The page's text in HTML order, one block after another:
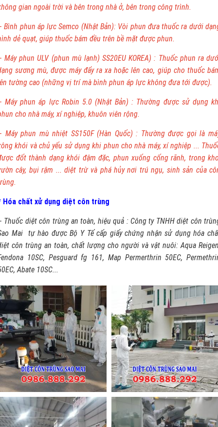
gian ngoài trời và bên trong nhà ở, bên trong công trình.
Bình phun áp lực Semco (Nhật Bản): Vòi phun đưa thuốc ra dưới
dẻ quạt, giúp thuốc bám đều trên bề mặt được phun.
Máy phun ULV (phun mù lạnh) SS20EU KOREA) : Thuốc phun ra
sương mù, được máy đẩy ra xa hoặc lên cao, giúp cho thuốc
tường cao (những vị trí mà bình phun áp lực không đưa tới được).
Máy phun áp lực Robin 5.0 (Nhật Bản) : Thường được sử dụng
cho nhà máy, xí nghiệp, khuôn viên rộng.
Máy phun mù nhiệt SS150F (Hàn Quốc) : Thường được gọi là
khói và chủ yếu sử dụng khi phun cho nhà máy, xí nghiệp ...
đốt thành dạng khói đậm đặc, phun xuống cống rãnh, trong
cây, bụi rậm ... diệt trừ và phá hủy nơi trú ngụ, sinh sản của
Hóa chất xử dụng diệt côn trùng
Thuốc diệt côn trùng an toàn, hiệu quả : Công ty TNHH diệt côn
Mai tự hào được Bộ Y Tế cấp giấy chứng nhận sử dụng hóa
côn trùng an toàn, chất lượng cho người và vật nuôi: Aqua
10SC, Pesguard fg 161, Map Permerthrin 50EC,
Abate 10SC...